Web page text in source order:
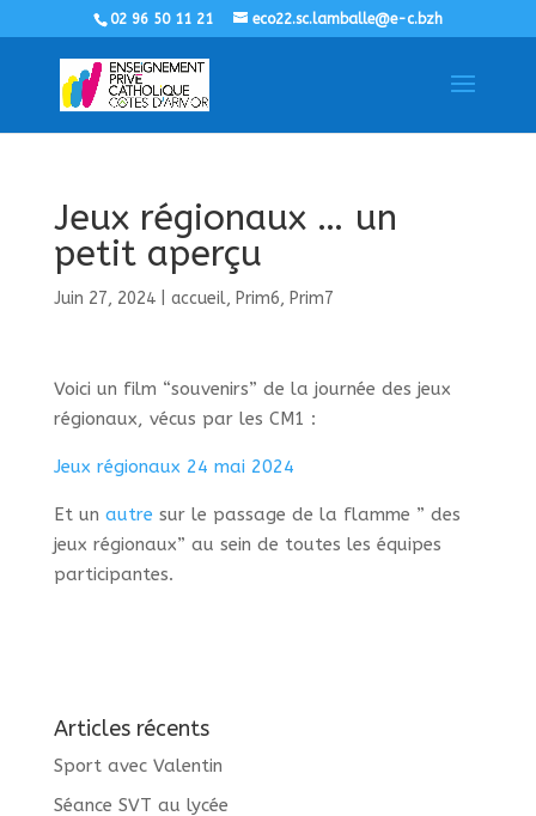
02 96 50 11 21 eco22.sc.lamballe@e-c.bzh
Jeux régionaux … un
petit aperçu
Juin 27, 2024| accueil, Prim6, Prim7
Voici un film “souvenirs” de la journée des jeux
régionaux, vécus par les CM1 :
Jeux régionaux 24 mai 2024
Et un autre sur le passage de la flamme ” des
jeux régionaux” au sein de toutes les équipes
participantes.
Articles récents
Sport avec Valentin
Séance SVT au lycée